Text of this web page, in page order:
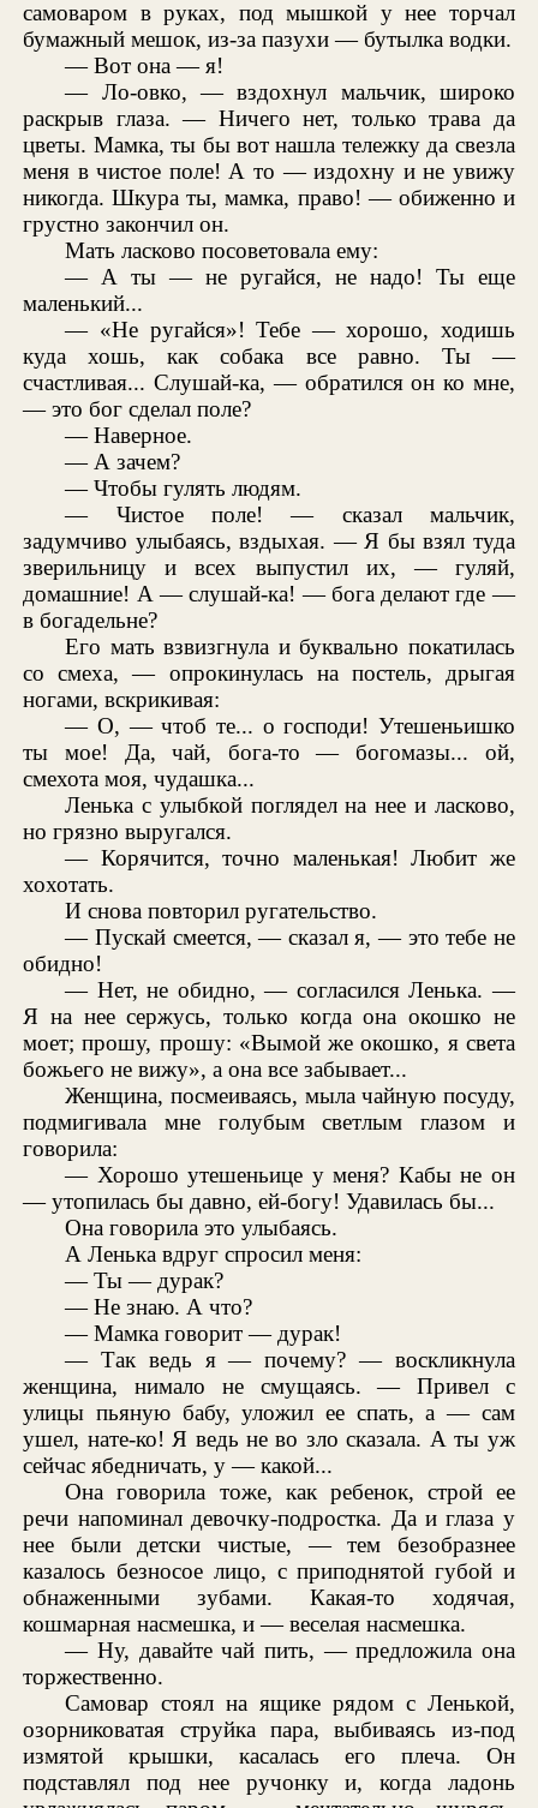
самоваром в руках, под мышкой у нее торчал
бумажный мешок, из-за пазухи — бутылка водки.
— Вот она — я!
— Ло-овко, — вздохнул мальчик, широко
раскрыв глаза. — Ничего нет, только трава да
цветы. Мамка, ты бы вот нашла тележку да свезла
меня в чистое поле! А то — издохну и не увижу
никогда. Шкура ты, мамка, право! — обиженно и
грустно закончил он.
Мать ласково посоветовала ему:
— А ты — не ругайся, не надо! Ты еще
маленький...
— «Не ругайся»! Тебе — хорошо, ходишь
куда хошь, как собака все равно. Ты —
счастливая... Слушай-ка, — обратился он ко мне,
— это бог сделал поле?
— Наверное.
— А зачем?
— Чтобы гулять людям.
— Чистое поле! — сказал мальчик,
задумчиво улыбаясь, вздыхая. — Я бы взял туда
зверильницу и всех выпустил их, — гуляй,
домашние! А — слушай-ка! — бога делают где —
в богадельне?
Его мать взвизгнула и буквально покатилась
со смеха, — опрокинулась на постель, дрыгая
ногами, вскрикивая:
— О, — чтоб те... о господи! Утешеньишко
ты мое! Да, чай, бога-то — богомазы... ой,
смехота моя, чудашка...
Ленька с улыбкой поглядел на нее и ласково,
но грязно выругался.
— Корячится, точно маленькая! Любит же
хохотать.
И снова повторил ругательство.
— Пускай смеется, — сказал я, — это тебе не
обидно!
— Нет, не обидно, — согласился Ленька. —
Я на нее сержусь, только когда она окошко не
моет; прошу, прошу: «Вымой же окошко, я света
божьего не вижу», а она все забывает...
Женщина, посмеиваясь, мыла чайную посуду,
подмигивала мне голубым светлым глазом и
говорила:
— Хорошо утешеньице у меня? Кабы не он
— утопилась бы давно, ей-богу! Удавилась бы...
Она говорила это улыбаясь.
А Ленька вдруг спросил меня:
— Ты — дурак?
— Не знаю. А что?
— Мамка говорит — дурак!
— Так ведь я — почему? — воскликнула
женщина, нимало не смущаясь. — Привел с
улицы пьяную бабу, уложил ее спать, а — сам
ушел, нате-ко! Я ведь не во зло сказала. А ты уж
сейчас ябедничать, у — какой...
Она говорила тоже, как ребенок, строй ее
речи напоминал девочку-подростка. Да и глаза у
нее были детски чистые, — тем безобразнее
казалось безносое лицо, с приподнятой губой и
обнаженными зубами. Какая-то ходячая,
кошмарная насмешка, и — веселая насмешка.
— Ну, давайте чай пить, — предложила она
торжественно.
Самовар стоял на ящике рядом с Ленькой,
озорниковатая струйка пара, выбиваясь из-под
измятой крышки, касалась его плеча. Он
подставлял под нее ручонку и, когда ладонь